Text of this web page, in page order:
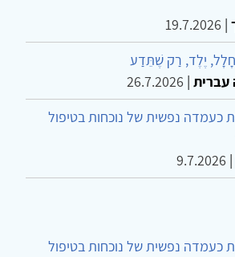
|
19.7.2026
יֶלֶד, רַק שֶׁתֵּדַע
עברית |
26.7.2026
כעמדה נפשית של נוכחות בטיפול
|
9.7.2026
כעמדה נפשית של נוכחות בטיפול